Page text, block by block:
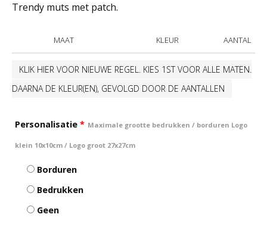
Trendy muts met patch.
MAAT KLEUR AANTAL
KLIK HIER VOOR NIEUWE REGEL. KIES 1ST VOOR ALLE MATEN.
DAARNA DE KLEUR(EN), GEVOLGD DOOR DE AANTALLEN
Personalisatie * Maximale grootte bedrukken / borduren Logo
klein 10x10cm / Logo groot 27x27cm
Borduren
Bedrukken
Geen